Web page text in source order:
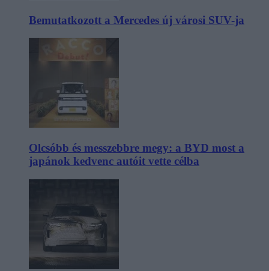
Bemutatkozott a Mercedes új városi SUV-ja
Olcsóbb és messzebbre megy: a BYD most a
japánok kedvenc autóit vette célba